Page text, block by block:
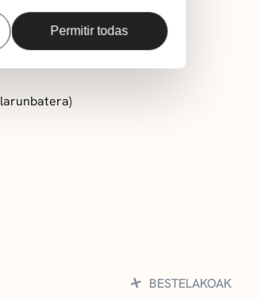
Permitir todas
BESTELAKOAK